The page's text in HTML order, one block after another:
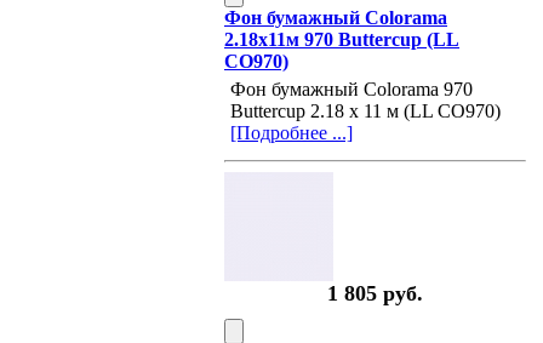
Фон бумажный Colorama
2.18x11м 970 Buttercup (LL
CO970)
Фон бумажный Colorama 970
Buttercup 2.18 x 11 м (LL CO970)
[Подробнее ...]
1 805 руб.